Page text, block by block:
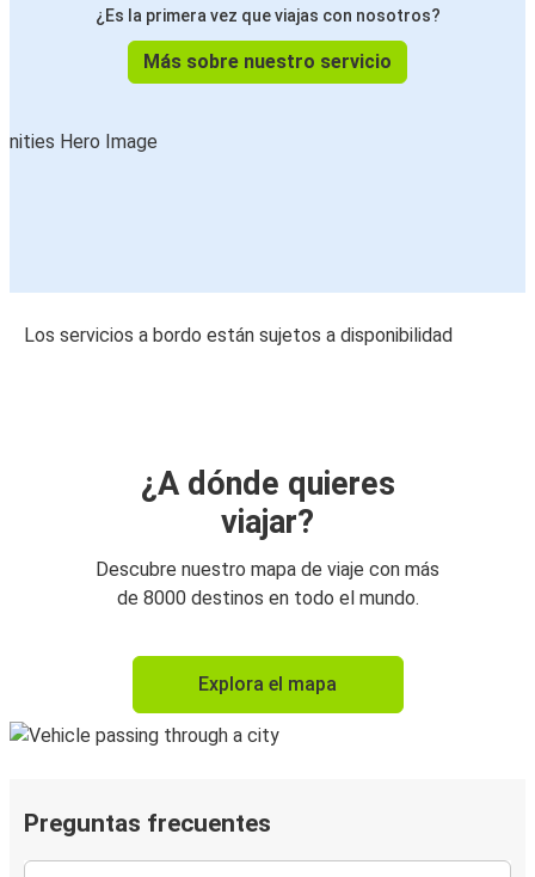
¿Es la primera vez que viajas con nosotros?
Más sobre nuestro servicio
Los servicios a bordo están sujetos a disponibilidad
¿A dónde quieres
viajar?
Descubre nuestro mapa de viaje con más
de 8000 destinos en todo el mundo.
Explora el mapa
Preguntas frecuentes